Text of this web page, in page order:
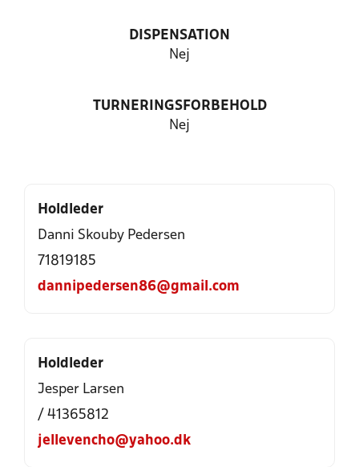
DISPENSATION
Nej
TURNERINGSFORBEHOLD
Nej
Holdleder
Danni Skouby Pedersen
71819185
dannipedersen86@gmail.com
Holdleder
Jesper Larsen
/ 41365812
jellevencho@yahoo.dk